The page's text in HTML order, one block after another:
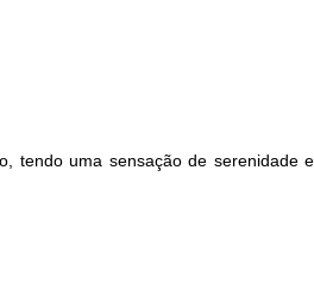
uma sensação de serenidade